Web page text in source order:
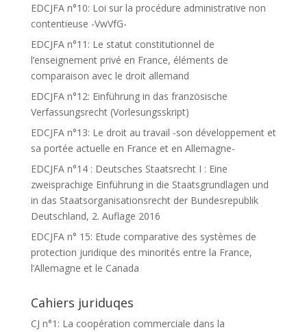
EDCJFA n°10: Loi sur la procédure administrative non
contentieuse -VwVfG-
EDCJFA n°11: Le statut constitutionnel de
l’enseignement privé en France, éléments de
comparaison avec le droit allemand
EDCJFA n°12: Einführung in das französische
Verfassungsrecht (Vorlesungsskript)
EDCJFA n°13: Le droit au travail -son développement et
sa portée actuelle en France et en Allemagne-
EDCJFA n°14 : Deutsches Staatsrecht I : Eine
zweisprachige Einführung in die Staatsgrundlagen und
in das Staatsorganisationsrecht der Bundesrepublik
Deutschland, 2. Auflage 2016
EDCJFA n° 15: Etude comparative des systèmes de
protection juridique des minorités entre la France,
l’Allemagne et le Canada
Cahiers juriduqes
CJ n°1: La coopération commerciale dans la